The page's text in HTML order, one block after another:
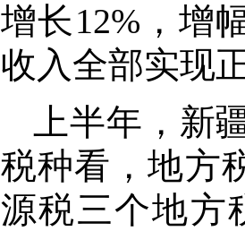
增长12%，增
收入全部实现
上半年，新
税种看，地方
源税三个地方